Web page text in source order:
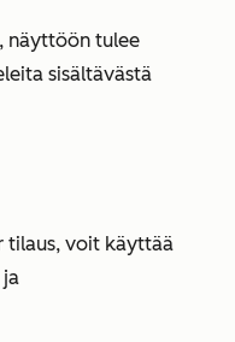
näyttöön tulee
sisältävästä
tilaus, voit käyttää